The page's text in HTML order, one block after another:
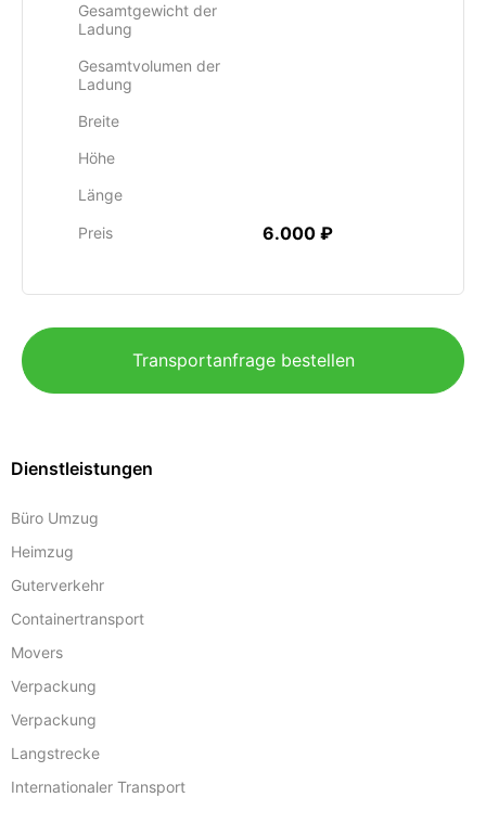
Gesamtgewicht der
Ladung
Gesamtvolumen der
Ladung
Breite
Höhe
Länge
Preis 6.000 ₽
Transportanfrage bestellen
Dienstleistungen
Büro Umzug
Heimzug
Guterverkehr
Containertransport
Movers
Verpackung
Verpackung
Langstrecke
Internationaler Transport